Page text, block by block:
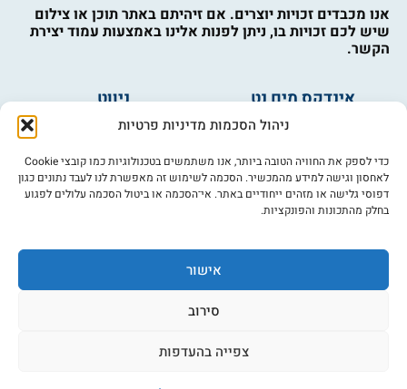
ניהול הסכמות מדיניות פרטיות
כדי לספק את החוויה הטובה ביותר, אנו משתמשים בטכנולוגיות כמו קובצי Cookie
לאחסון וגישה למידע מהמכשיר. הסכמה לשימוש זה מאפשרת לנו לעבד נתונים כגון
דפוסי גלישה או מזהים ייחודיים באתר. אי־הסכמה או ביטול הסכמה עלולים לפגוע
בחלק מהתכונות והפונקציות.
אישור
סירוב
צפייה בהעדפות
אנו מכבדים זכויות יוצרים. אם זיהיתם באתר תוכן או צילום
שיש לכם זכויות בו, ניתן לפנות אלינו באמצעות עמוד יצירת
הקשר.
אינדקס מים נט
מים ובריאות
פורום מים
ניווט
אינדקס עסקים
צרו קשר
מי אנחנו
הרשמה לניוזלטר
פרסמו אצלנו
הצהרת נגישות